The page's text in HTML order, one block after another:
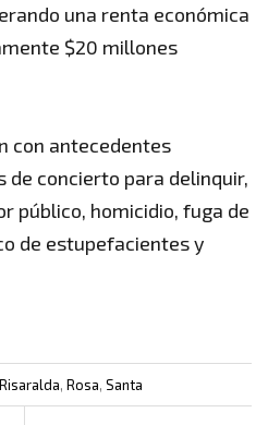
una renta económica
$20 millones
con antecedentes
de concierto para delinquir,
público, homicidio, fuga de
de estupefacientes y
Risaralda, Rosa, Santa